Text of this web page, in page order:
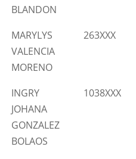
BLANDON
MARYLYS
VALENCIA
MORENO
263XXX
INGRY
JOHANA
GONZALEZ
BOLAOS
1038XXX